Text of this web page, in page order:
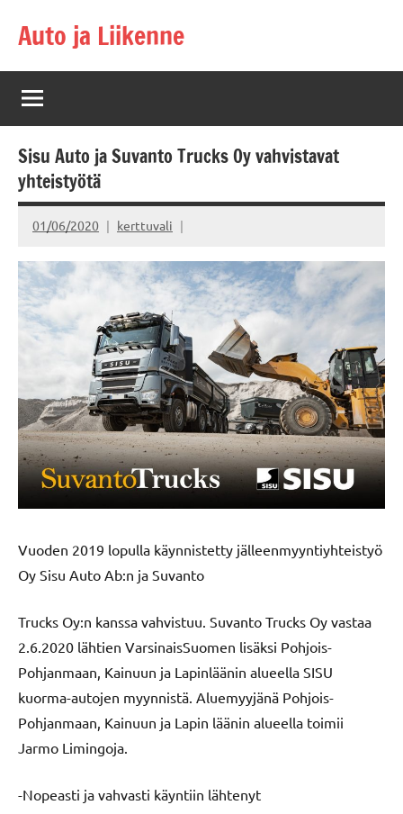
Auto ja Liikenne
Sisu Auto ja Suvanto Trucks Oy vahvistavat
yhteistyötä
01/06/2020 kerttuvali
Vuoden 2019 lopulla käynnistetty jälleenmyyntiyhteistyö
Oy Sisu Auto Ab:n ja Suvanto
Trucks Oy:n kanssa vahvistuu. Suvanto Trucks Oy vastaa
2.6.2020 lähtien VarsinaisSuomen lisäksi Pohjois-
Pohjanmaan, Kainuun ja Lapinläänin alueella SISU
kuorma-autojen myynnistä. Aluemyyjänä Pohjois-
Pohjanmaan, Kainuun ja Lapin läänin alueella toimii
Jarmo Limingoja.
-Nopeasti ja vahvasti käyntiin lähtenyt